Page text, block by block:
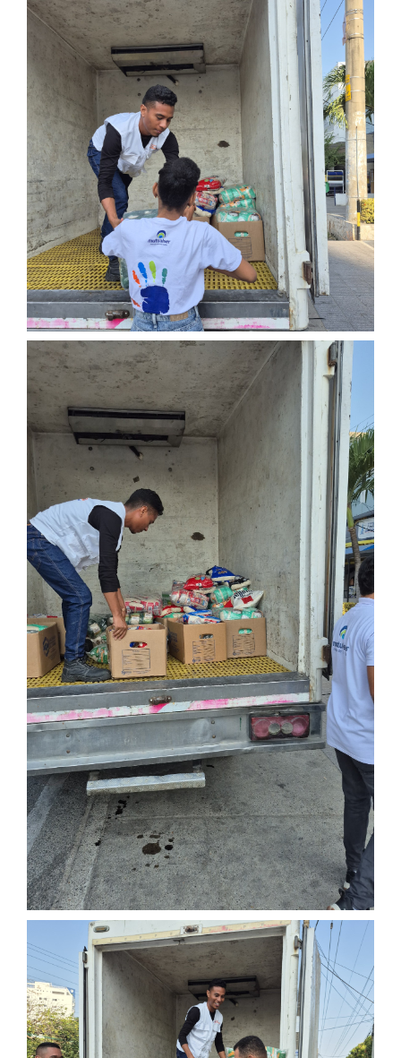
Participación social
SARLAFT/FPADM
Ley de transparencia
Nuestras sedes
Sala de prensa
Escríbenos tus PQRS